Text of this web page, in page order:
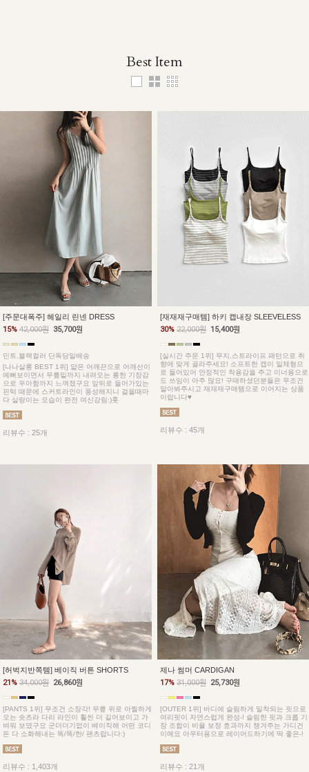
Best Item
[주문대폭주] 헤일리 린넨 DRESS
15% 42,000원 35,700원
민트,블랙컬러 단독당일배송
[나나살롱 BEST 1위] 얇은 어깨끈으로 어깨선이
예뻐보이면서 무릎밑까지 내려오는 롱한 기장감
으로 우아함까지 느껴졌구요 앞뒤로 들어가있는
핀턱 때문에 스커트라인이 풍성해지니 걸을때마
다 살랑이는 모습이 완전 여신강림:)훗
리뷰수 : 25개
[재재재구매템] 하키 캡내장 SLEEVELESS
30% 22,000원 15,400원
[실시간 주문 1위] 무지,스트라이프 패턴으로 취
향에 맞게 골라주세요! 소프트한 캡이 일체형으
로 들어있어 안정적인 착용감을 주고 이너용으로
도 쓰임이 아주 많요! 구매하셨던분들은 무조건
알아봐주시고 재재재구매템으로 이어지는 상품
이랍니다♥
리뷰수 : 45개
[허벅지반쪽템] 베이직 버튼 SHORTS
21% 34,000원 26,860원
[PANTS 1위] 무조건 소장각! 무릎 위로 아찔하게
오는 숏츠라 다리 라인이 훨씬 더 길어보이고 가
벼워 보였구요 군더더기없이 베이직해 어떤 코디
든 다 소화해내는 똑/똑/한/ 팬츠랍니다:)
리뷰수 : 1,403개
제나 썸머 CARDIGAN
17% 31,000원 25,730원
[OUTER 1위] 바디에 슬림하게 밀착되는 핏으로
여리핏이 자연스럽게 완성-! 슬림한 핏과 크롭 기
장 조합이 비율 보정 효과까지 챙겨주는 가디건
이예요 아우터용으로 레이어드하기에 딱 좋은-!
리뷰수 : 21개